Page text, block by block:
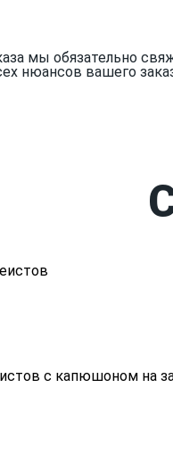
мы обязательно
нюансов вашего